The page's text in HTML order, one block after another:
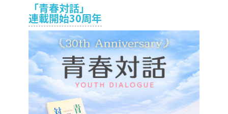
「青春対話」
連載開始30周年